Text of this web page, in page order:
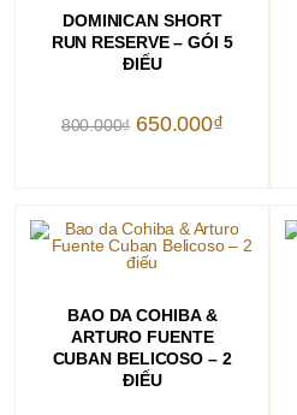
DOMINICAN SHORT
RUN RESERVE – GÓI 5
ĐIẾU
800.000₫ Giá
gốc
650.000₫Giá
650.000₫.
BAO DA COHIBA &
ARTURO FUENTE
CUBAN BELICOSO – 2
ĐIẾU